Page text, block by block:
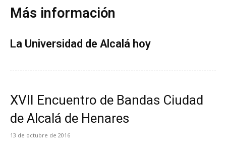
Más información
La Universidad de Alcalá hoy
XVII Encuentro de Bandas Ciudad
de Alcalá de Henares
13 de octubre de 2016